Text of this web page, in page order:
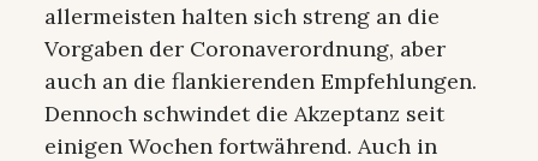
allermeisten halten sich streng an die
Vorgaben der Coronaverordnung, aber
auch an die flankierenden Empfehlungen.
Dennoch schwindet die Akzeptanz seit
einigen Wochen fortwährend. Auch in